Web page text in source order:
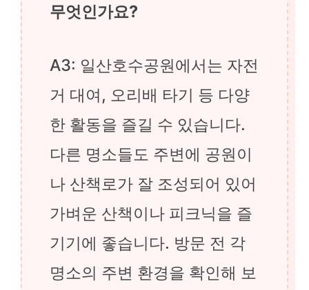
무엇인가요?
A3: 일산호수공원에서는 자전
거 대여, 오리배 타기 등 다양
한 활동을 즐길 수 있습니다.
다른 명소들도 주변에 공원이
나 산책로가 잘 조성되어 있어
가벼운 산책이나 피크닉을 즐
기기에 좋습니다. 방문 전 각
명소의 주변 환경을 확인해 보